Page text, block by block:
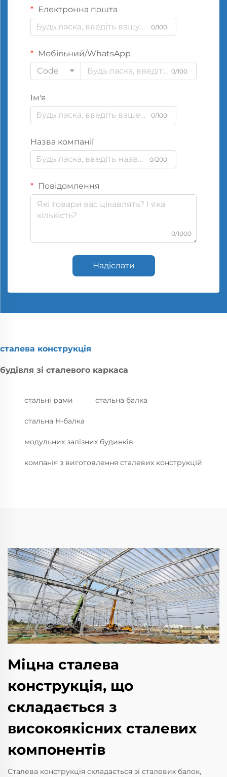
Електронна пошта
0/100
Мобільний/WhatsApp
Code
0/100
Ім'я
0/100
Назва компанії
0/200
Повідомлення
0/1000
Надіслати
сталева конструкція
будівля зі сталевого каркаса
стальні рами стальна балка
стальна H-балка
модульних залізних будинків
компанія з виготовлення сталевих конструкцій
Міцна сталева
конструкція, що
складається з
високоякісних сталевих
компонентів
Сталева конструкція складається зі сталевих балок,